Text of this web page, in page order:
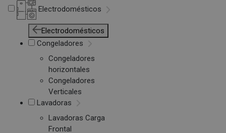
Electrodomésticos
Electrodomésticos
Congeladores
Congeladores
horizontales
Congeladores
Verticales
Lavadoras
Lavadoras Carga
Frontal